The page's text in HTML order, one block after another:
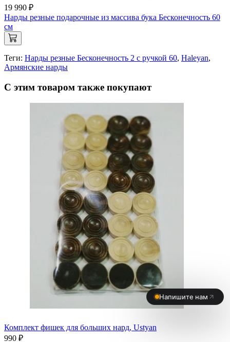
19 990 ₽
Нарды резные подарочные из массива бука Бесконечность 60
см
Теги: Нарды резные Бесконечность 2 с ручкой 60, Haleyan,
Армянские нарды
С этим товаром также покупают
Комплект фишек для больших нард, Ustyan
990 ₽